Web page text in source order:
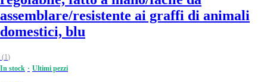
assemblare/resistente ai graffi di animali
domestici, blu
(1)
In stock
Ultimi pezzi